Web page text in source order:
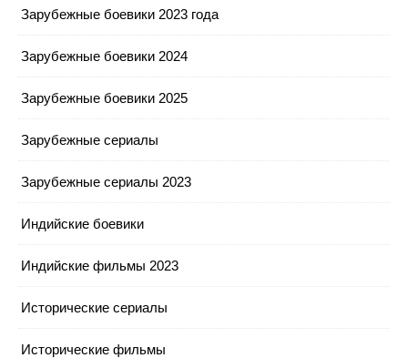
Зарубежные боевики 2023 года
Зарубежные боевики 2024
Зарубежные боевики 2025
Зарубежные сериалы
Зарубежные сериалы 2023
Индийские боевики
Индийские фильмы 2023
Исторические сериалы
Исторические фильмы